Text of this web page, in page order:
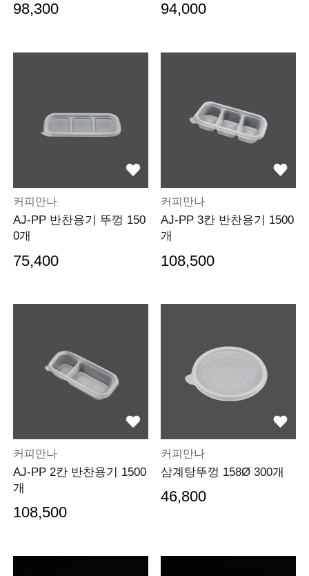
98,300 94,000
커피만나
AJ-PP 반찬용기 뚜껑 150
0개
75,400
커피만나
AJ-PP 3칸 반찬용기 1500
개
108,500
커피만나
AJ-PP 2칸 반찬용기 1500
개
108,500
커피만나
삼계탕뚜껑 158Ø 300개
46,800